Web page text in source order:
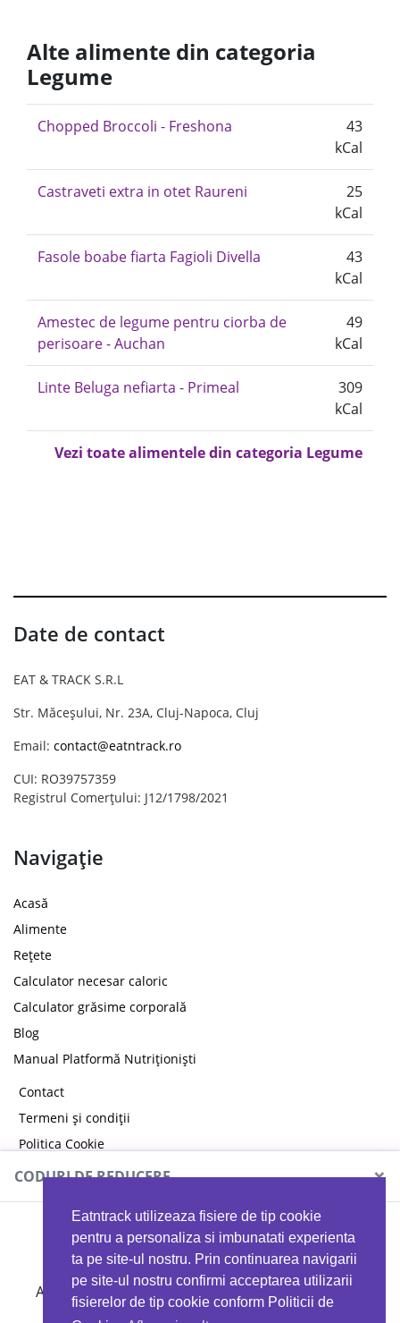
Eatntrack utilizeaza fisiere de tip cookie
pentru a personaliza si imbunatati experienta
ta pe site-ul nostru. Prin continuarea navigarii
pe site-ul nostru confirmi acceptarea utilizarii
fisierelor de tip cookie conform Politicii de
Alte alimente din categoria
Legume
Chopped Broccoli - Freshona
43
kCal
Castraveti extra in otet Raureni
25
kCal
Fasole boabe fiarta Fagioli Divella
43
kCal
Amestec de legume pentru ciorba de
perisoare - Auchan
49
kCal
Linte Beluga nefiarta - Primeal
309
kCal
Vezi toate alimentele din categoria Legume
Date de contact
EAT & TRACK S.R.L
Str. Măceșului, Nr. 23A, Cluj-Napoca, Cluj
Email: contact@eatntrack.ro
CUI: RO39757359
Registrul Comerțului: J12/1798/2021
Navigație
Acasă
Alimente
Rețete
Calculator necesar caloric
Calculator grăsime corporală
Blog
Manual Platformă Nutriționiști
Contact
Termeni și condiții
Politica Cookie
Politica de confidențialitate
CODURI DE REDUCERE ×
MYPROTEIN
Ai 40%reducere la orice comandă folosind codul
EATTRACK